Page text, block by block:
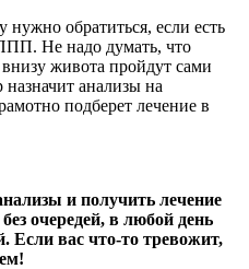
нужно обратиться, если есть
Не надо думать, что
живота пройдут сами
анализы на
подберет лечение в
и получить лечение
очередей, в любой день
Если вас что-то тревожит,